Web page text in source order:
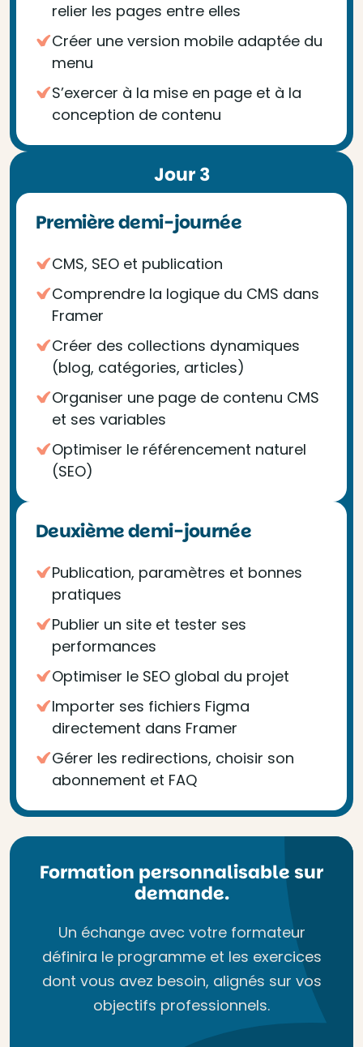
relier les pages entre elles
Créer une version mobile adaptée du
menu
S’exercer à la mise en page et à la
conception de contenu
Jour 3
Première demi-journée
CMS, SEO et publication
Comprendre la logique du CMS dans
Framer
Créer des collections dynamiques
(blog, catégories, articles)
Organiser une page de contenu CMS
et ses variables
Optimiser le référencement naturel
(SEO)
Deuxième demi-journée
Publication, paramètres et bonnes
pratiques
Publier un site et tester ses
performances
Optimiser le SEO global du projet
Importer ses fichiers Figma
directement dans Framer
Gérer les redirections, choisir son
abonnement et FAQ
Formation personnalisable sur
demande.
Un échange avec votre formateur
définira le programme et les exercices
dont vous avez besoin, alignés sur vos
objectifs professionnels.